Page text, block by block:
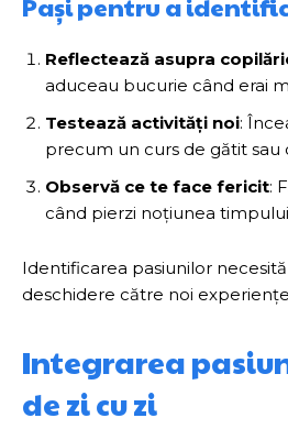
Reflectează asupra
aduceau bucurie când erai
Testează activități noi:
precum un curs de gătit sau
Observă ce te face fericit:
când pierzi noțiunea
Identificarea pasiunilor
deschidere către noi
Integrarea
de zi cu zi